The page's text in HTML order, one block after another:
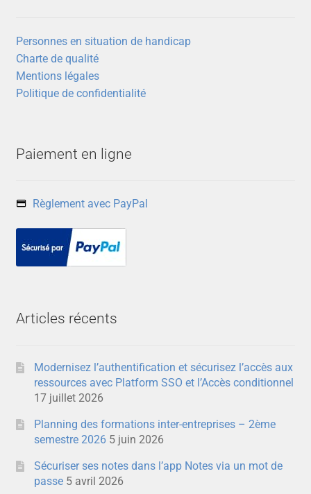
Personnes en situation de handicap
Charte de qualité
Mentions légales
Politique de confidentialité
Paiement en ligne
Règlement avec PayPal
Articles récents
Modernisez l’authentification et sécurisez l’accès aux
ressources avec Platform SSO et l’Accès conditionnel
17 juillet 2026
Planning des formations inter-entreprises – 2ème
semestre 2026 5 juin 2026
Sécuriser ses notes dans l’app Notes via un mot de
passe 5 avril 2026